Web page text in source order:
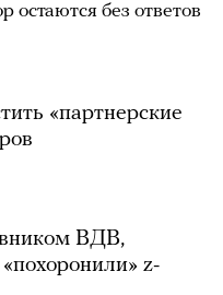
остаются без ответов
«партнерские
ВДВ,
z-